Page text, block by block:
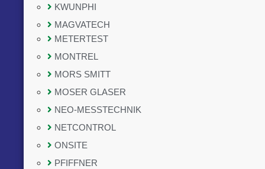
KWUNPHI
MAGVATECH
METERTEST
MONTREL
MORS SMITT
MOSER GLASER
NEO-MESSTECHNIK
NETCONTROL
ONSITE
PFIFFNER